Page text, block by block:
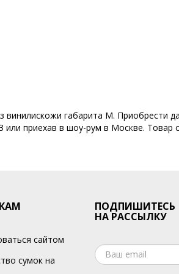
винилискожи габарита M.
приехав в шоу-рум в Москве. Товар
сайтом
сумок на
ПОДПИШИТЕСЬ
НА РАССЫЛКУ